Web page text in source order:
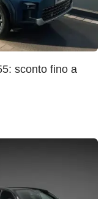
sconto fino a